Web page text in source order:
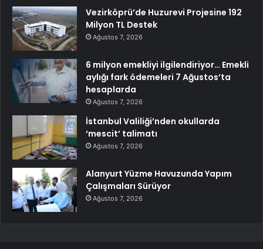
Vezirköprü’de Huzurevi Projesine 192
Milyon TL Destek
Ağustos 7, 2026
6 milyon emekliyi ilgilendiriyor… Emekli
aylığı fark ödemeleri 7 Ağustos’ta
hesaplarda
Ağustos 7, 2026
İstanbul Valiliği’nden okullarda
‘mescit’ talimatı
Ağustos 7, 2026
Alanyurt Yüzme Havuzunda Yapım
Çalışmaları Sürüyor
Ağustos 7, 2026